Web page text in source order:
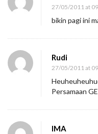
27/05/2011 at
bikin pagi ini
Rudi
27/05/2011 at
Persamaan
IMA